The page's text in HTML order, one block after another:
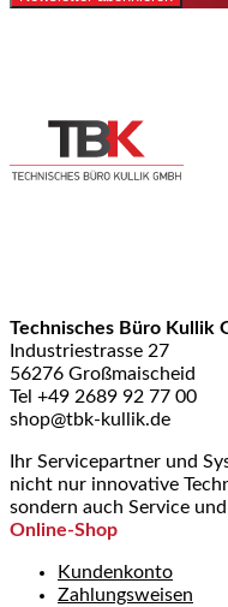
Technisches Büro Kullik
Industriestrasse 27
56276 Großmaischeid
Tel +49 2689 92 77 00
shop@tbk-kullik.de
Ihr Servicepartner und
nicht nur innovative
sondern auch Service
Online-Shop
Kundenkonto
Zahlungsweisen